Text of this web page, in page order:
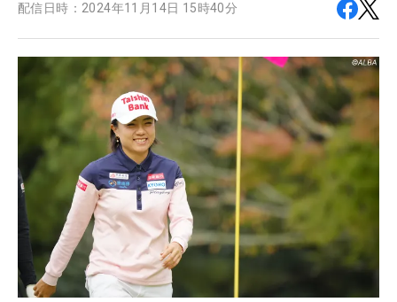
配信日時： 2024年11月14日 15時40分